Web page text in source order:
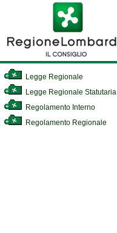
Legge Regionale
Legge Regionale Statutaria
Regolamento Interno
Regolamento Regionale